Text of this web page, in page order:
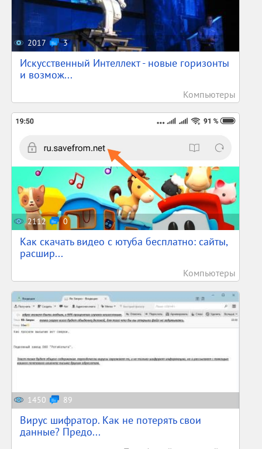
2017 3
Искусственный Интеллект - новые горизонты
и возмож...
Компьютеры
2112 0
Как скачать видео с ютуба бесплатно: сайты,
расшир...
Компьютеры
1450 89
Вирус шифратор. Как не потерять свои
данные? Предо...